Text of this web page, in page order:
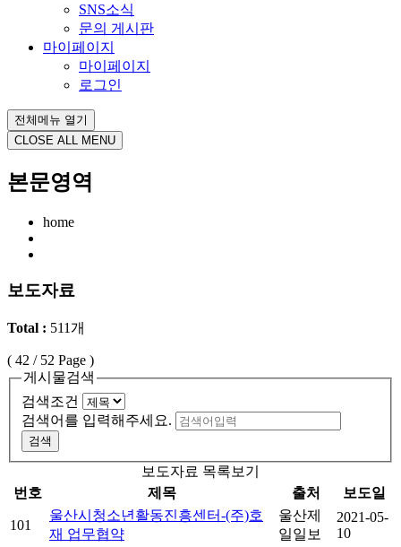
SNS소식
문의 게시판
마이페이지
마이페이지
로그인
전체메뉴 열기
CLOSE ALL MENU
본문영역
home
보도자료
Total : 511개
( 42 / 52 Page )
게시물검색
검색조건
검색어를 입력해주세요.
검색
보도자료 목록보기
번호
제목 출처 보도일
101
울산시청소년활동진흥센터-(주)호
재 업무협약
울산제
일일보
2021-05-
10